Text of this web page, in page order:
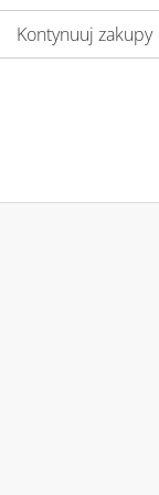
Kontynuuj zakupy